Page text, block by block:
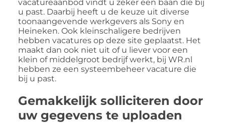
vacatureaanbod vindt u zeker een baan die bij
u past. Daarbij heeft u de keuze uit diverse
toonaangevende werkgevers als Sony en
Heineken. Ook kleinschaligere bedrijven
hebben vacatures op deze site geplaatst. Het
maakt dan ook niet uit of u liever voor een
klein of middelgroot bedrijf werkt, bij WR.nl
hebben ze een systeembeheer vacature die
bij u past.
Gemakkelijk solliciteren door
uw gegevens te uploaden